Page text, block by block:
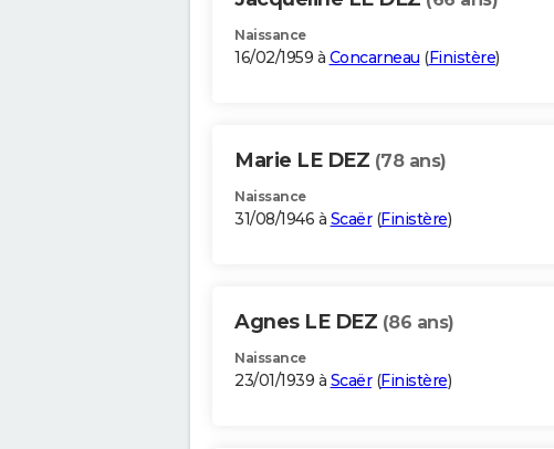
Naissance
16/02/1959 à Concarneau (Finistère)
Marie LE DEZ (78 ans)
Naissance
31/08/1946 à Scaër(Finistère)
Agnes LE DEZ (86 ans)
Naissance
23/01/1939 à Scaër(Finistère)